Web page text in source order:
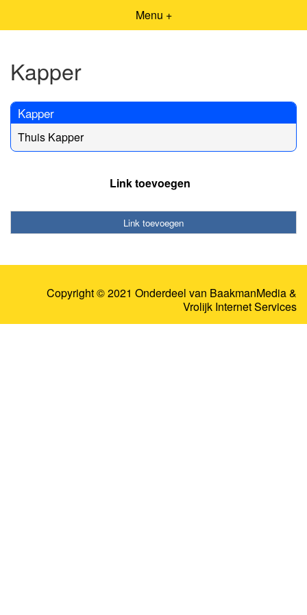
Menu +
Kapper
Kapper
Thuis Kapper
Link toevoegen
Link toevoegen
Copyright © 2021 Onderdeel van BaakmanMedia&
Vrolijk Internet Services